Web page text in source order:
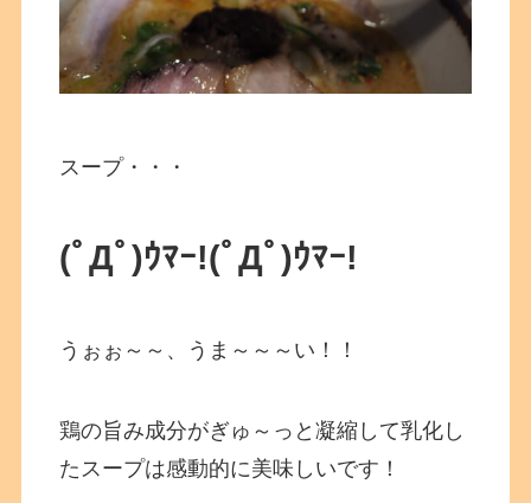
スープ・・・
(ﾟДﾟ)ｳﾏｰ!(ﾟДﾟ)ｳﾏｰ!
うぉぉ～～、うま～～～い！！
鶏の旨み成分がぎゅ～っと凝縮して乳化し
たスープは感動的に美味しいです！